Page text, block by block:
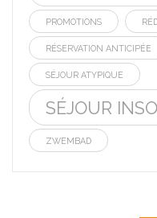
PROMOTIONS
RÉSERVATION ANTICIPÉE
SÉJOUR ATYPIQUE
SÉJOUR
ZWEMBAD